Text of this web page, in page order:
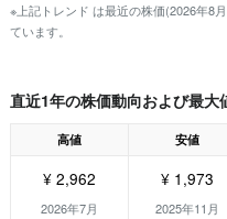
※上記トレンド は最近の株価(2026年8
ています。
直近1年の株価動向および最大
高値 安値
¥ 2,962
2026年7月
¥ 1,973
2025年11月